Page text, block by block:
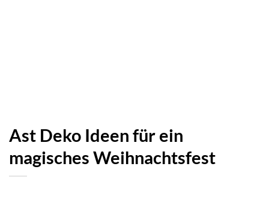
Ast Deko Ideen für ein
magisches Weihnachtsfest